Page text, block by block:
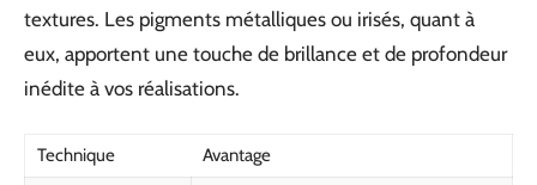
textures. Les pigments métalliques ou irisés, quant à
eux, apportent une touche de brillance et de profondeur
inédite à vos réalisations.
Technique Avantage